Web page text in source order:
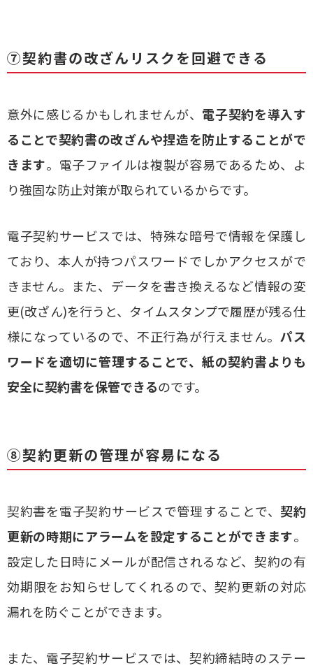
⑦契約書の改ざんリスクを回避できる
意外に感じるかもしれませんが、 電子契約を導入す
ることで契約書の改ざんや捏造を防止することがで
きます。電子ファイルは複製が容易であるため、よ
り強固な防止対策が取られているからです。
電子契約サービスでは、特殊な暗号で情報を保護し
ており、本人が持つパスワードでしかアクセスがで
きません。また、データを書き換えるなど情報の変
更(改ざん)を行うと、タイムスタンプで履歴が残る仕
様になっているので、不正行為が行えません。パス
ワードを適切に管理することで、紙の契約書よりも
安全に契約書を保管できるのです。
⑧契約更新の管理が容易になる
契約書を電子契約サービスで管理することで、 契約
更新の時期にアラームを設定することができます。
設定した日時にメールが配信されるなど、契約の有
効期限をお知らせしてくれるので、契約更新の対応
漏れを防ぐことができます。
また、電子契約サービスでは、契約締結時のステー